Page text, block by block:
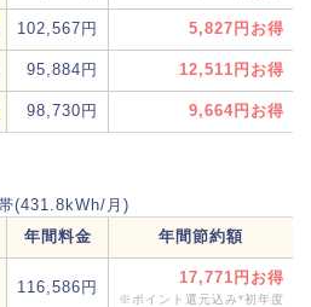
102,567円 5,827円
95,884円 12,511円
98,730円 9,664円
(431.8kWh/月)
年間料金
年間節約額
116,586円
17,771円
※ポイント還元込み*初年度